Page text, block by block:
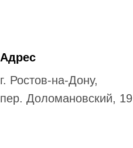
Адрес
г. Ростов-на-Дону,
пер. Доломановский, 19